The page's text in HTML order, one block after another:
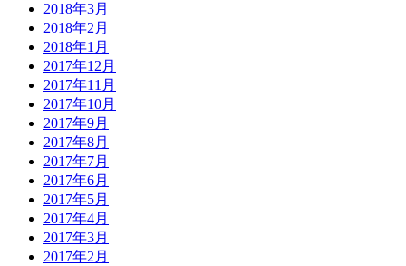
2018年3月
2018年2月
2018年1月
2017年12月
2017年11月
2017年10月
2017年9月
2017年8月
2017年7月
2017年6月
2017年5月
2017年4月
2017年3月
2017年2月